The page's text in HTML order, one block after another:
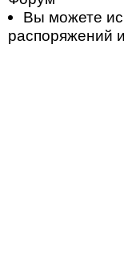
Вы можете
распоряжений